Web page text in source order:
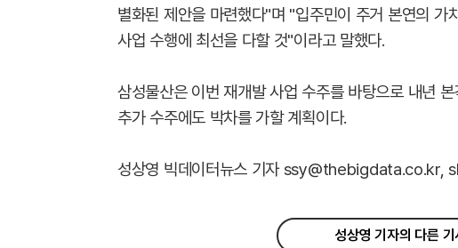
별화된 제안을 마련했다"며 "입주민이 주거 본연의 가
사업 수행에 최선을 다할 것"이라고 말했다.
삼성물산은 이번 재개발 사업 수주를 바탕으로 내년
추가 수주에도 박차를 가할 계획이다.
성상영 빅데이터뉴스 기자
성상영 기자의 다른 기